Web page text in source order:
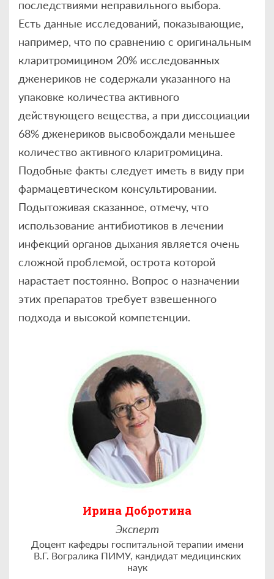
последствиями неправильного выбора.
Есть данные исследований, показывающие,
например, что по сравнению с оригинальным
кларитромицином 20% исследованных
дженериков не содержали указанного на
упаковке количества активного
действующего вещества, а при диссоциации
68% дженериков высвобождали меньшее
количество активного кларитромицина.
Подобные факты следует иметь в виду при
фармацевтическом консультировании.
Подытоживая сказанное, отмечу, что
использование антибиотиков в лечении
инфекций органов дыхания является очень
сложной проблемой, острота которой
нарастает постоянно. Вопрос о назначении
этих препаратов требует взвешенного
подхода и высокой компетенции.
Ирина Добротина
Эксперт
Доцент кафедры госпитальной терапии имени
В.Г. Вогралика ПИМУ, кандидат медицинских
наук